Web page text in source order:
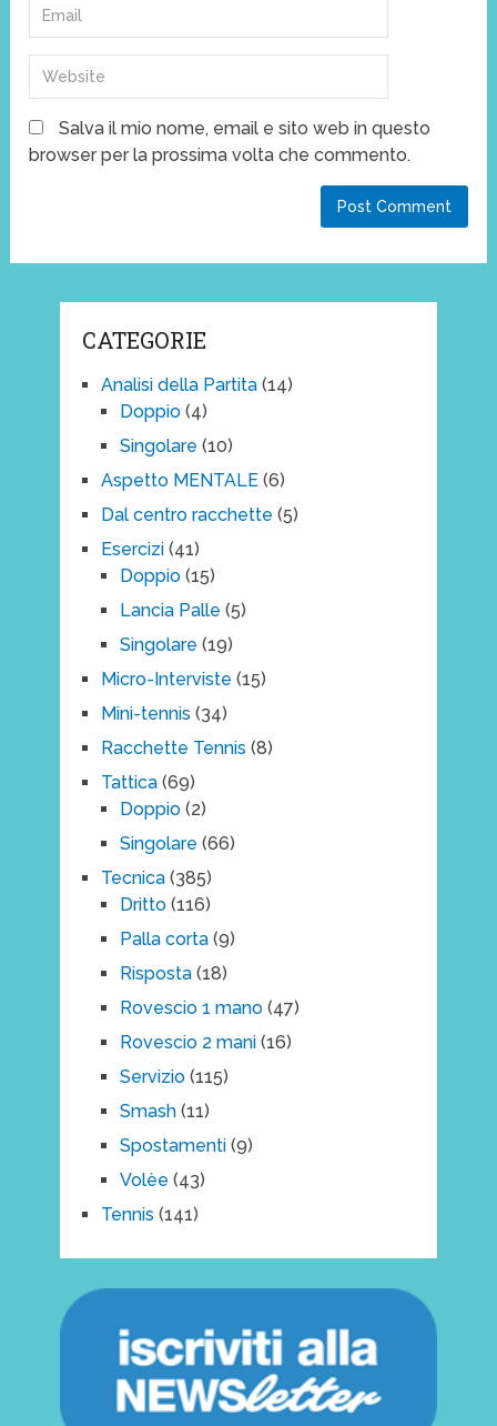
Salva il mio nome, email e sito web in questo
browser per la prossima volta che commento.
CATEGORIE
Analisi della Partita(14)
Doppio(4)
Singolare (10)
Aspetto MENTALE(6)
Dal centro racchette (5)
Esercizi(41)
Doppio(15)
Lancia Palle (5)
Singolare (19)
Micro-Interviste (15)
Mini-tennis (34)
Racchette Tennis (8)
Tattica(69)
Doppio(2)
Singolare (66)
Tecnica(385)
Dritto(116)
Palla corta(9)
Risposta(18)
Rovescio 1 mano(47)
Rovescio 2 mani(16)
Servizio(115)
Smash(11)
Spostamenti(9)
Volèe (43)
Tennis (141)